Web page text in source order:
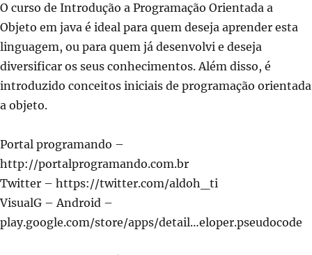
O curso de Introdução a Programação Orientada a
Objeto em java é ideal para quem deseja aprender esta
linguagem, ou para quem já desenvolvi e deseja
diversificar os seus conhecimentos. Além disso, é
introduzido conceitos iniciais de programação orientada
a objeto.
Portal programando –
http://portalprogramando.com.br
Twitter – https://twitter.com/aldoh_ti
VisualG – Android –
play.google.com/store/apps/detail…eloper.pseudocode